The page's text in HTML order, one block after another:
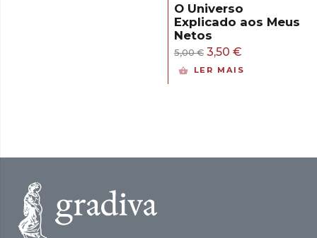
O Universo
Explicado aos Meus
Netos
5,00€ O
preço
3,50 €O
preço
LER MAIS